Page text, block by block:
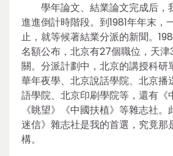
學年論文、結業論文完成后，
進進倒計時階段。到1981年年末，
止，就等候著結業分派的新聞。
名額公布，北京有27個職位，天
關。分派計劃中，北京的講授科研
華年夜學、北京說話學院、北京播
語學院、北京印刷學院等，還有《
《眺望》《中國扶植》等雜志社
迷信》雜志社是我的首選，究竟那
構。